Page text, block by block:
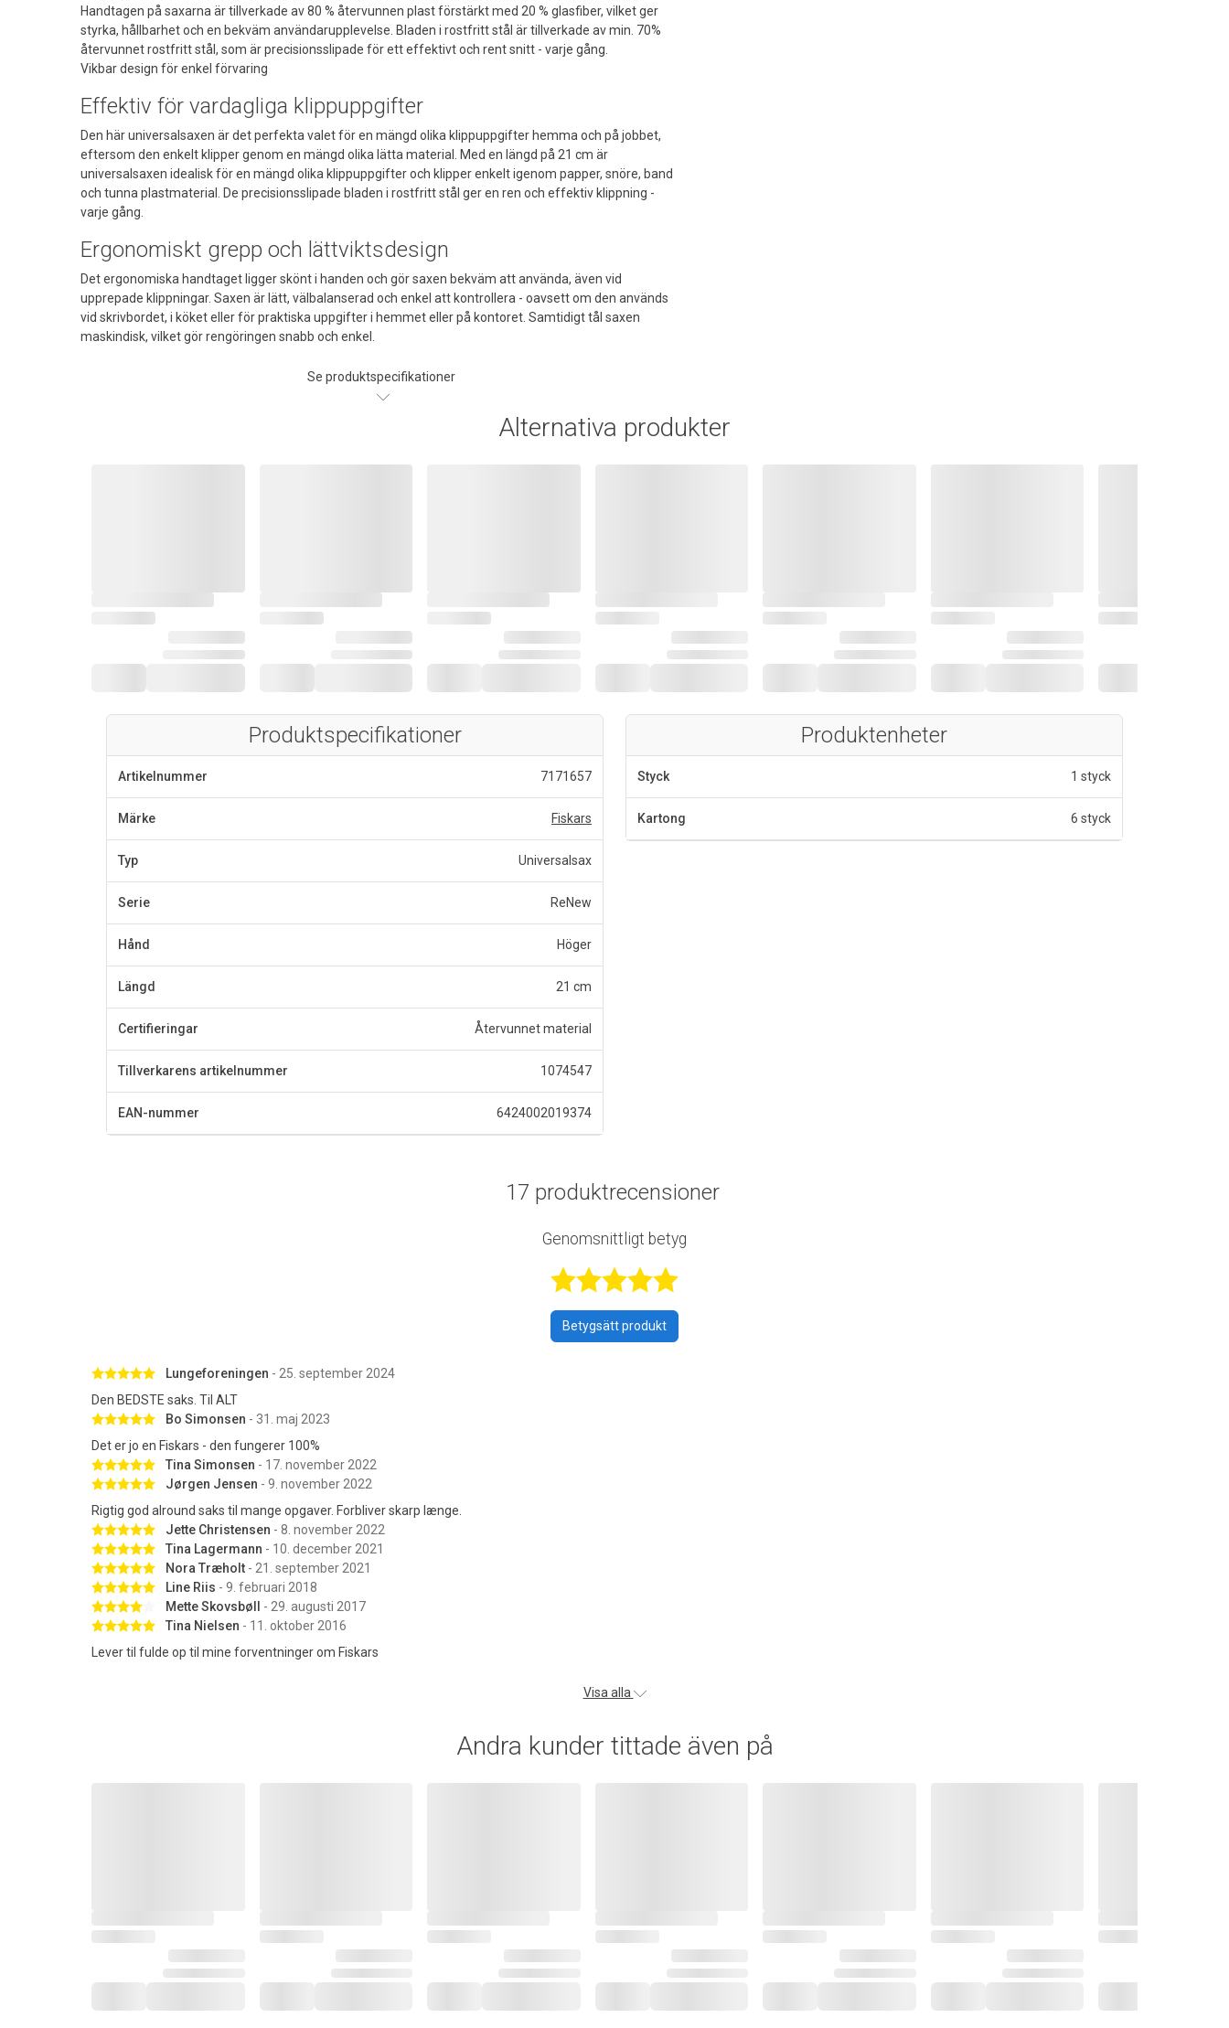
Handtagen på saxarna är tillverkade av 80 % återvunnen plast förstärkt med 20 % glasfiber, vilket ger
styrka, hållbarhet och en bekväm användarupplevelse. Bladen i rostfritt stål är tillverkade av min. 70%
återvunnet rostfritt stål, som är precisionsslipade för ett effektivt och rent snitt - varje gång.
Vikbar design för enkel förvaring
Effektiv för vardagliga klippuppgifter
Den här universalsaxen är det perfekta valet för en mängd olika klippuppgifter hemma och på jobbet,
eftersom den enkelt klipper genom en mängd olika lätta material. Med en längd på 21 cm är
universalsaxen idealisk för en mängd olika klippuppgifter och klipper enkelt igenom papper, snöre, band
och tunna plastmaterial. De precisionsslipade bladen i rostfritt stål ger en ren och effektiv klippning -
varje gång.
Ergonomiskt grepp och lättviktsdesign
Det ergonomiska handtaget ligger skönt i handen och gör saxen bekväm att använda, även vid
upprepade klippningar. Saxen är lätt, välbalanserad och enkel att kontrollera - oavsett om den används
vid skrivbordet, i köket eller för praktiska uppgifter i hemmet eller på kontoret. Samtidigt tål saxen
maskindisk, vilket gör rengöringen snabb och enkel.
Se produktspecifikationer
Alternativa produkter
Produktspecifikationer
Artikelnummer 7171657
Märke Fiskars
Typ Universalsax
Serie ReNew
Hånd Höger
Längd 21 cm
Certifieringar Återvunnet material
Tillverkarens artikelnummer 1074547
EAN-nummer 6424002019374
Produktenheter
Styck 1 styck
Kartong 6 styck
17 produktrecensioner
Genomsnittligt betyg
Betygsatt 4,9 av 5 stjärnor
Betygsätt produkt
Betygsatt 5 av 5 stjärnor
Lungeforeningen - 25. september 2024
Den BEDSTE saks. Til ALT
Betygsatt 5 av 5 stjärnor
Bo Simonsen - 31. maj 2023
Det er jo en Fiskars - den fungerer 100%
Betygsatt 5 av 5 stjärnor
Tina Simonsen - 17. november 2022
Betygsatt 5 av 5 stjärnor
Jørgen Jensen - 9. november 2022
Rigtig god alround saks til mange opgaver. Forbliver skarp længe.
Betygsatt 5 av 5 stjärnor
Jette Christensen - 8. november 2022
Betygsatt 5 av 5 stjärnor
Tina Lagermann - 10. december 2021
Betygsatt 5 av 5 stjärnor
Nora Træholt - 21. september 2021
Betygsatt 5 av 5 stjärnor
Line Riis - 9. februari 2018
Betygsatt 4 av 5 stjärnor
Mette Skovsbøll
- 29. augusti 2017
Betygsatt 5 av 5 stjärnor
Tina Nielsen - 11. oktober 2016
Lever til fulde op til mine forventninger om Fiskars
Visa alla
Andra kunder tittade även på